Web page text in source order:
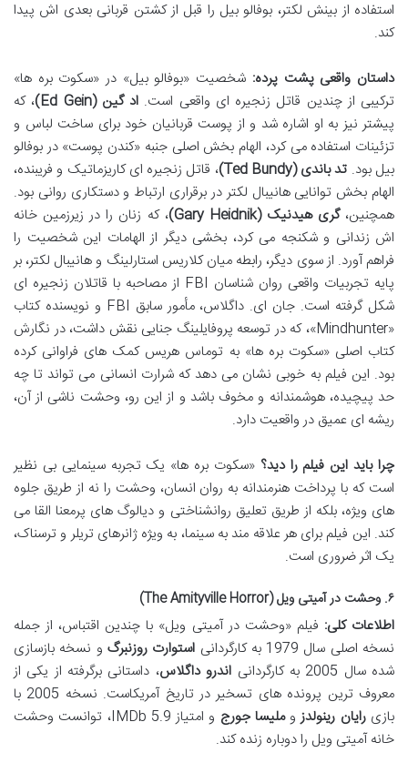
استفاده از بینش لکتر، بوفالو بیل را قبل از کشتن قربانی بعدی اش پیدا
کند.
داستان واقعی پشت پرده: شخصیت «بوفالو بیل» در «سکوت بره ها»
ترکیبی از چندین قاتل زنجیره ای واقعی است. اد گین (Ed Gein)
، که
پیشتر نیز به او اشاره شد و از پوست قربانیان خود برای ساخت لباس و
تزئینات استفاده می کرد، الهام بخش اصلی جنبه «کندن پوست» در بوفالو
بیل بود. تد باندی (Ted Bundy)
، قاتل زنجیره ای کاریزماتیک و فریبنده،
الهام بخش توانایی هانیبال لکتر در برقراری ارتباط و دستکاری روانی بود.
همچنین،گری هیدنیک (Gary Heidnik)
، که زنان را در زیرزمین خانه
اش زندانی و شکنجه می کرد، بخشی دیگر از الهامات این شخصیت را
فراهم آورد. از سوی دیگر، رابطه میان کلاریس استارلینگ و هانیبال لکتر، بر
پایه تجربیات واقعی روان شناسان FBI از مصاحبه با قاتلان زنجیره ای
شکل گرفته است. جان ای. داگلاس، مأمور سابق FBI و نویسنده کتاب
«Mindhunter»، که در توسعه پروفایلینگ جنایی نقش داشت، در نگارش
کتاب اصلی «سکوت بره ها» به توماس هریس کمک های فراوانی کرده
بود. این فیلم به خوبی نشان می دهد که شرارت انسانی می تواند تا چه
حد پیچیده، هوشمندانه و مخوف باشد و از این رو، وحشت ناشی از آن،
ریشه ای عمیق در واقعیت دارد.
چرا باید این فیلم را دید؟ «سکوت بره ها» یک تجربه سینمایی بی نظیر
است که با پرداخت هنرمندانه به روان انسان، وحشت را نه از طریق جلوه
های ویژه، بلکه از طریق تعلیق روانشناختی و دیالوگ های پرمعنا القا می
کند. این فیلم برای هر علاقه مند به سینما، به ویژه ژانرهای تریلر و ترسناک،
یک اثر ضروری است.
۶. وحشت در آمیتی ویل (The Amityville Horror)
اطلاعات کلی: فیلم «وحشت در آمیتی ویل» با چندین اقتباس، از جمله
نسخه اصلی سال 1979 به کارگردانی
استوارت روزنبرگ و نسخه بازسازی
شده سال 2005 به کارگردانی
اندرو داگلاس، داستانی برگرفته از یکی از
معروف ترین پرونده های تسخیر در تاریخ آمریکاست. نسخه 2005 با
بازیرایان رینولدزوملیسا جورج
و امتیاز IMDb 5.9، توانست وحشت
خانه آمیتی ویل را دوباره زنده کند.